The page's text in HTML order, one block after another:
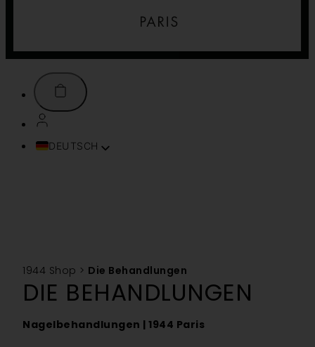
DEUTSCH
简体中文
TIẾNG VIỆT
1944 Shop > Die Behandlungen
DIE BEHANDLUNGEN
Nagelbehandlungen | 1944 Paris